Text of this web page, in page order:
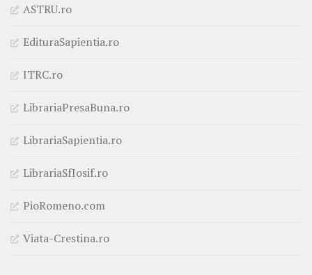
ASTRU.ro
EdituraSapientia.ro
ITRC.ro
LibrariaPresaBuna.ro
LibrariaSapientia.ro
LibrariaSfIosif.ro
PioRomeno.com
Viata-Crestina.ro